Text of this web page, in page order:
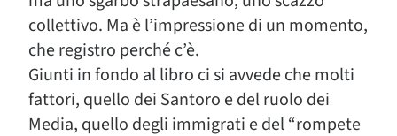
collettivo. Ma è l’impressione di un momento,
che registro perché c’è.
Giunti in fondo al libro ci si avvede che molti
fattori, quello dei Santoro e del ruolo dei
Media, quello degli immigrati e del “rompete